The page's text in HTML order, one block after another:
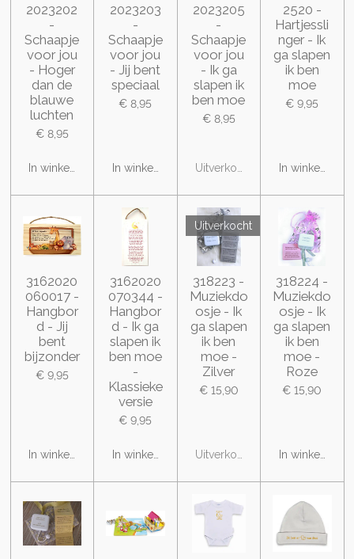
2023202
-
Schaapje
voor jou
- Hoger
dan de
blauwe
luchten
€ 8,95
In winkelwagen
2023203
-
Schaapje
voor jou
- Jij bent
speciaal
€ 8,95
In winkelwagen
2023205
-
Schaapje
voor jou
- Ik ga
slapen ik
ben moe
€ 8,95
Uitverkocht
2520 -
Hartjessli
nger - Ik
ga slapen
ik ben
moe
€ 9,95
In
3162020
060017 -
Hangbor
d - Jij
bent
bijzonder
€ 9,95
In winkelwagen
3162020
070344 -
Hangbor
d - Ik ga
slapen ik
ben moe
-
Klassieke
versie
€ 9,95
In winkelwagen
Uitverkocht
318223 -
Muziekdo
osje - Ik
ga slapen
ik ben
moe -
Zilver
€ 15,90
Uitverkocht
318224 -
Muziekdo
osje - Ik
ga slapen
ik ben
moe -
Roze
€ 15,90
In